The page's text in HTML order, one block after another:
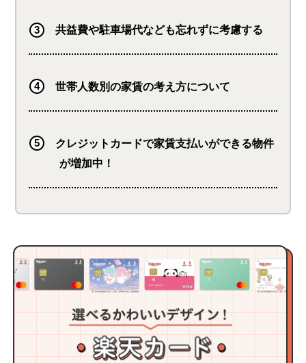
共益費や駐車場代なども忘れずに考慮する
世帯人数別の家賃の考え方について
クレジットカードで家賃支払いができる物件
が増加中！